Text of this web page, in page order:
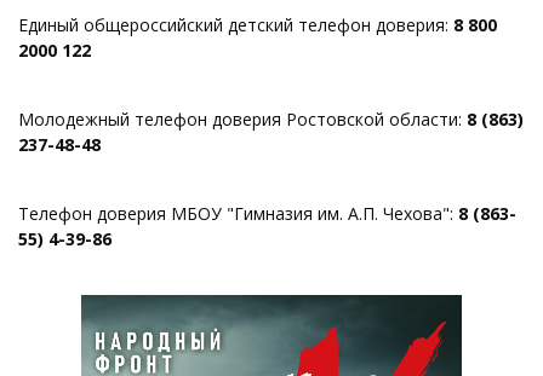
Единый общероссийский детский телефон доверия: 8 800
2000 122
Молодежный телефон доверия Ростовской области: 8 (863)
237-48-48
Телефон доверия МБОУ "Гимназия им. А.П. Чехова": 8 (863-
55) 4-39-86